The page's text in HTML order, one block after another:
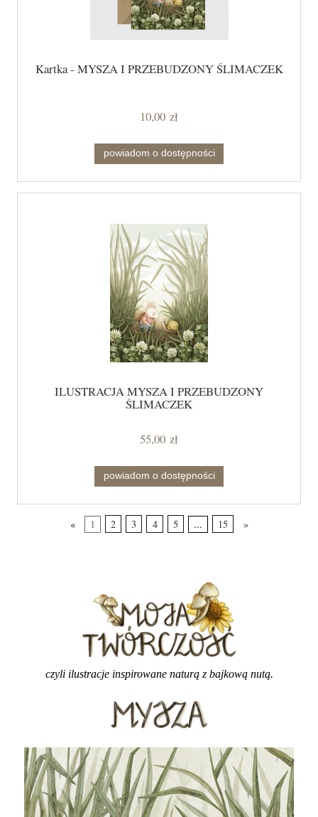
Kartka - MYSZA I PRZEBUDZONY ŚLIMACZEK
10,00 zł
powiadom o dostępności
ILUSTRACJA MYSZA I PRZEBUDZONY
ŚLIMACZEK
55,00 zł
powiadom o dostępności
« 1 2 3 4 5 ... 15 »
czyli ilustracje inspirowane naturą z bajkową nutą.